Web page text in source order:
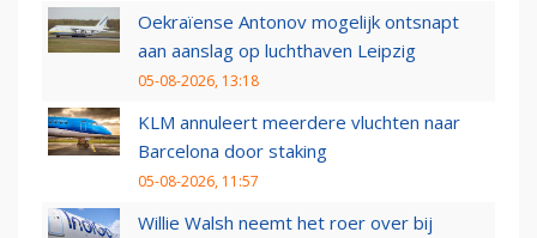
Oekraïense Antonov mogelijk ontsnapt
aan aanslag op luchthaven Leipzig
05-08-2026, 13:18
KLM annuleert meerdere vluchten naar
Barcelona door staking
05-08-2026, 11:57
Willie Walsh neemt het roer over bij